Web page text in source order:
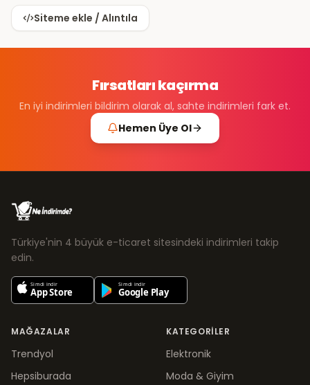
Siteme ekle / Alıntıla
Fırsatları kaçırma
En iyi indirimleri bildirim olarak al, sahte indirimleri fark et.
Hemen Üye Ol
Türkiye'nin 4 büyük e-ticaret sitesindeki indirimleri takip
edin.
MAĞAZALAR
Trendyol
Hepsiburada
KATEGORILER
Elektronik
Moda & Giyim